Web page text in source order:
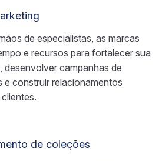
de especialistas, as marcas
e recursos para fortalecer sua
desenvolver campanhas de
e construir relacionamentos
de coleções